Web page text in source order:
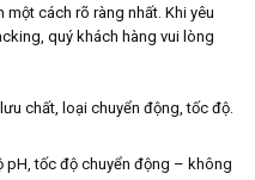
cách rõ ràng nhất. Khi yêu
quý khách hàng vui lòng
chất, loại chuyển động, tốc độ.
pH, tốc độ chuyển động – không